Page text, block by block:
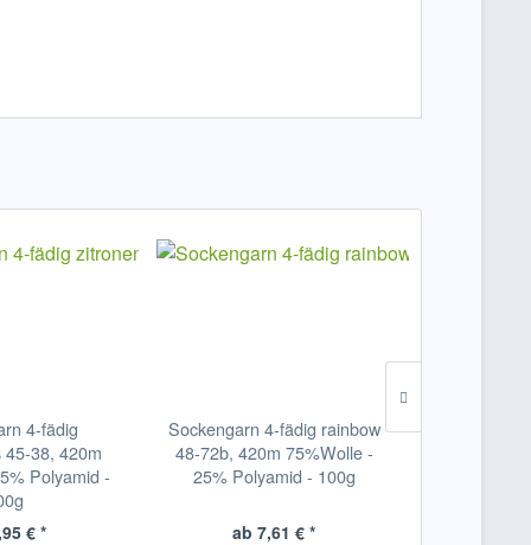
4-fädig
38, 420m
Polyamid -
€ *
Sockengarn 4-fädig rainbow
48-72b, 420m 75%Wolle -
25% Polyamid - 100g
ab 7,61 € *